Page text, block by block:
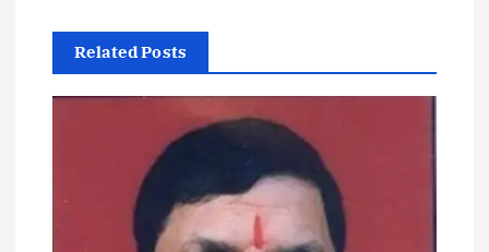
Related Posts